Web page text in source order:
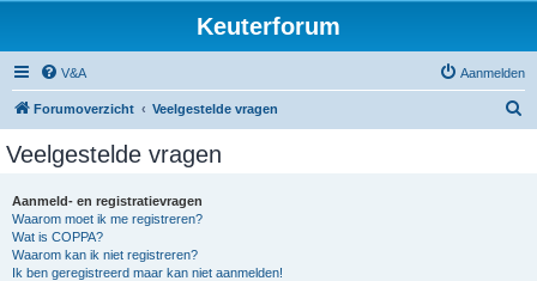
Keuterforum
V&A Aanmelden
Forumoverzicht Veelgestelde vragen
Veelgestelde vragen
Aanmeld- en registratievragen
Waarom moet ik me registreren?
Wat is COPPA?
Waarom kan ik niet registreren?
Ik ben geregistreerd maar kan niet aanmelden!